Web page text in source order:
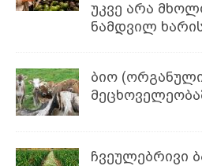
უკვე არა
ნამდვილ
ბიო
ჩვეულებრივი